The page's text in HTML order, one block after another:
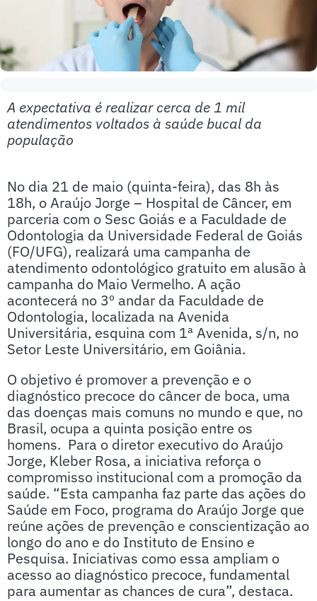
A expectativa é realizar cerca de 1 mil
atendimentos voltados à saúde bucal da
população
No dia 21 de maio (quinta-feira), das 8h às
18h, o Araújo Jorge – Hospital de Câncer, em
parceria com o Sesc Goiás e a Faculdade de
Odontologia da Universidade Federal de Goiás
(FO/UFG), realizará uma campanha de
atendimento odontológico gratuito em alusão à
campanha do Maio Vermelho. A ação
acontecerá no 3º andar da Faculdade de
Odontologia, localizada na Avenida
Universitária, esquina com 1ª Avenida, s/n, no
Setor Leste Universitário, em Goiânia.
O objetivo é promover a prevenção e o
diagnóstico precoce do câncer de boca, uma
das doenças mais comuns no mundo e que, no
Brasil, ocupa a quinta posição entre os
homens. Para o diretor executivo do Araújo
Jorge, Kleber Rosa, a iniciativa reforça o
compromisso institucional com a promoção da
saúde. “Esta campanha faz parte das ações do
Saúde em Foco, programa do Araújo Jorge que
reúne ações de prevenção e conscientização ao
longo do ano e do Instituto de Ensino e
Pesquisa. Iniciativas como essa ampliam o
acesso ao diagnóstico precoce, fundamental
para aumentar as chances de cura”, destaca.